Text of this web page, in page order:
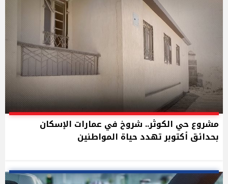
مشروع حي الكوثر.. شروخ في عمارات الإسكان
بحدائق أكتوبر تهدد حياة المواطنين